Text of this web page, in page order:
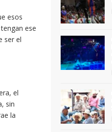
esos
ese
ser el
el
sin
la